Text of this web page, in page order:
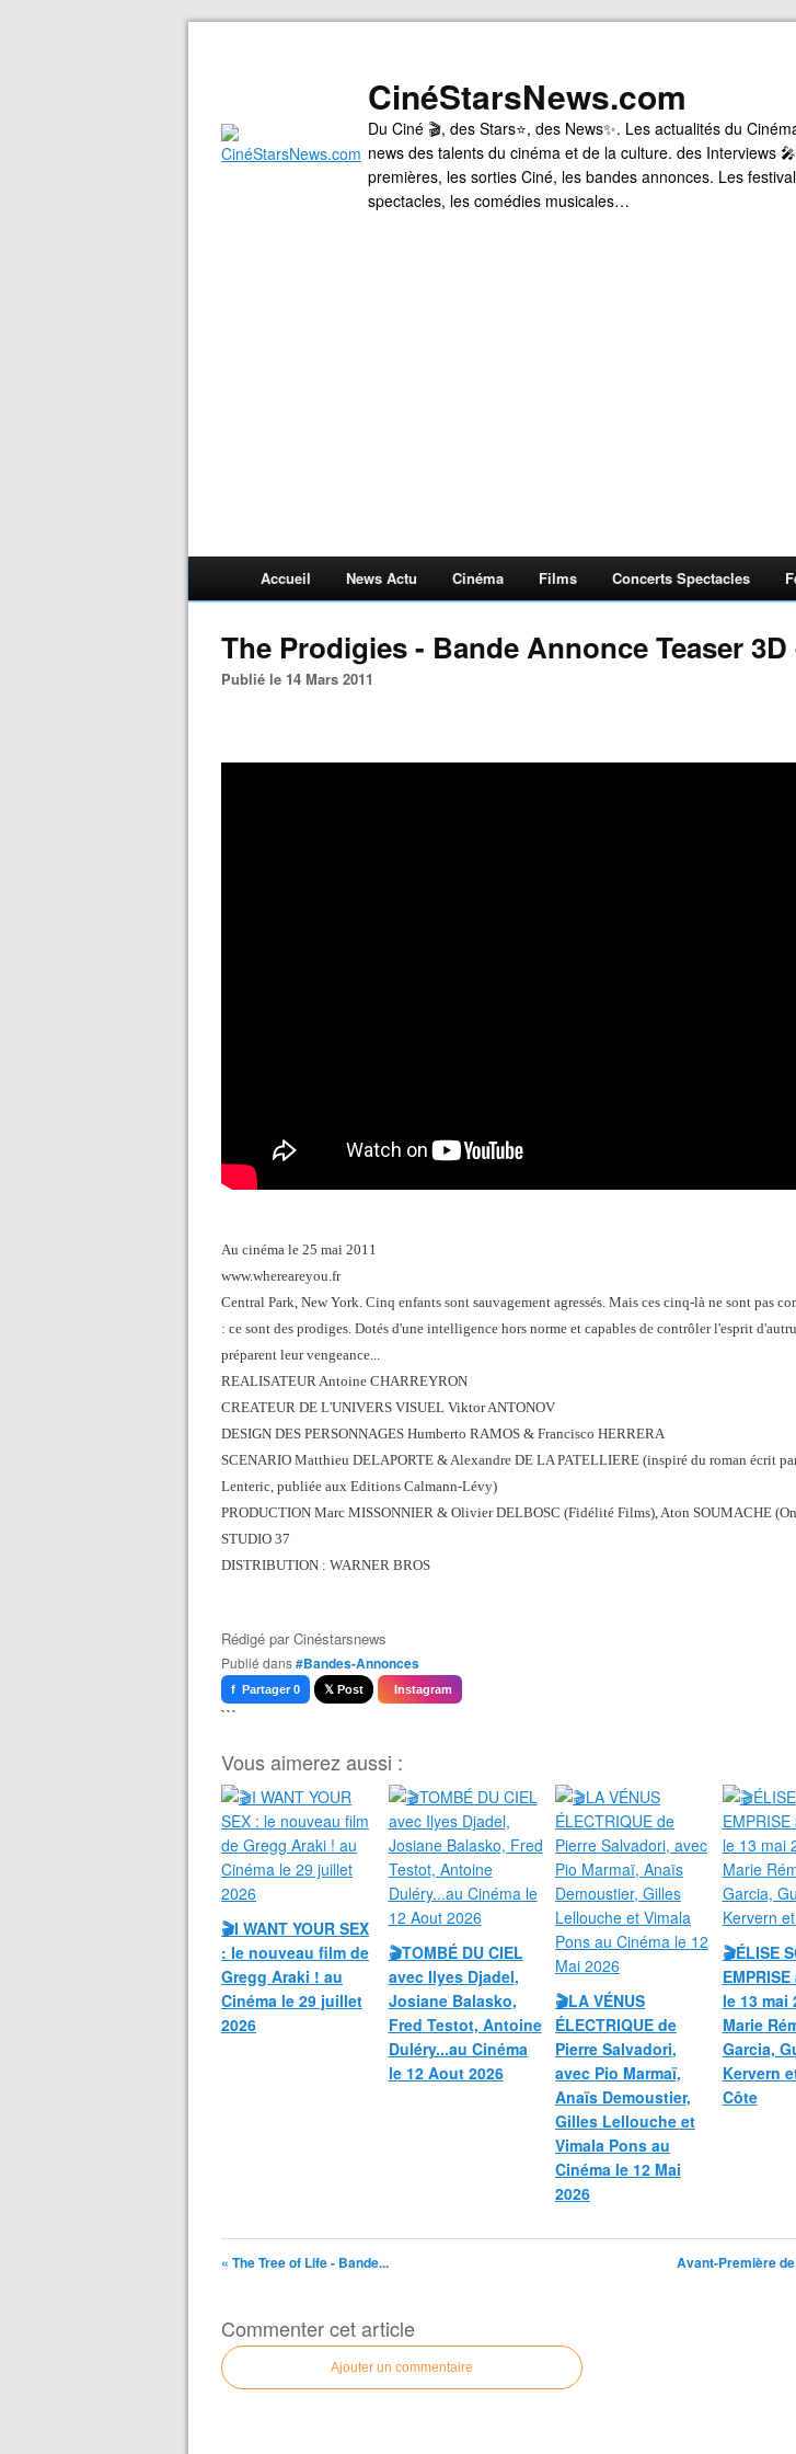
CinéStarsNews.com
Du Ciné 🎬, des Stars⭐, des News✨. Les actualités du
news des talents du cinéma et de la culture. des Interviews
premières, les sorties Ciné, les bandes annonces. Les
spectacles, les comédies musicales…
Accueil News Actu Cinéma Films Concerts Spectacles
The Prodigies - Bande Annonce Teaser 3D
Publié le 14 Mars 2011
Au cinéma le 25 mai 2011
www.whereareyou.fr
Central Park, New York. Cinq enfants sont sauvagement agressés. Mais ces cinq-là ne sont pas
: ce sont des prodiges. Dotés d'une intelligence hors norme et capables de contrôler l'esprit
préparent leur vengeance...
REALISATEUR Antoine CHARREYRON
CREATEUR DE L'UNIVERS VISUEL Viktor ANTONOV
DESIGN DES PERSONNAGES Humberto RAMOS & Francisco HERRERA
SCENARIO Matthieu DELAPORTE & Alexandre DE LA PATELLIERE (inspiré du roman écrit
Lenteric, publiée aux Editions Calmann-Lévy)
PRODUCTION Marc MISSONNIER & Olivier DELBOSC (Fidélité Films), Aton SOUMACHE
STUDIO 37
DISTRIBUTION : WARNER BROS
Rédigé parCinéstarsnews
Publié dans#Bandes-Annonces
f Partager 0 𝕏 Post Instagram
```
Vous aimerez aussi :
🎬I WANT YOUR SEX
: le nouveau film de
Gregg Araki ! au
Cinéma le 29 juillet
2026
🎬TOMBÉ DU CIEL
avec Ilyes Djadel,
Josiane Balasko,
Fred Testot, Antoine
Duléry...au Cinéma
le 12 Aout 2026
🎬LA VÉNUS
ÉLECTRIQUE de
Pierre Salvadori,
avec Pio Marmaï,
Anaïs Demoustier,
Gilles Lellouche et
Vimala Pons au
Cinéma le 12 Mai
2026
🎬ÉLISE
le 13 mai
Marie
Garcia,
Kervern
Côte
« The Tree of Life - Bande... Avant-Première de
Commenter cet article
Ajouter un commentaire